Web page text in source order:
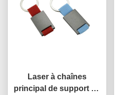
Laser à chaînes
principal de support en